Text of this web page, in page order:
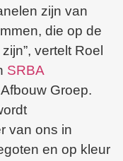
zijn van
die op de
vertelt Roel
SRBA
Groep.
van ons in
en op kleur